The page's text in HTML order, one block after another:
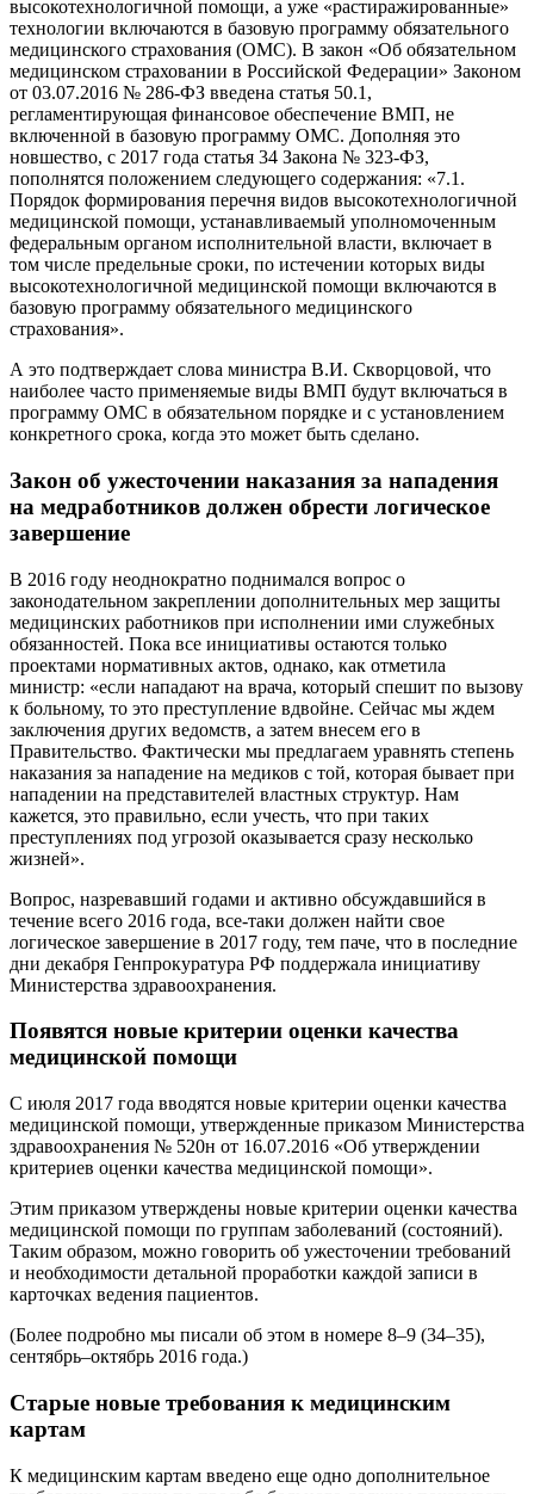
высокотехнологичной помощи, а уже «растиражированные»
технологии включаются в базовую программу обязательного
медицинского страхования (ОМС). В закон «Об обязательном
медицинском страховании в Российской Федерации» Законом
от 03.07.2016 № 286-ФЗ введена статья 50.1,
регламентирующая финансовое обеспечение ВМП, не
включенной в базовую программу ОМС. Дополняя это
новшество, с 2017 года статья 34 Закона № 323-ФЗ,
пополнятся положением следующего содержания: «7.1.
Порядок формирования перечня видов высокотехнологичной
медицинской помощи, устанавливаемый уполномоченным
федеральным органом исполнительной власти, включает в
том числе предельные сроки, по истечении которых виды
высокотехнологичной медицинской помощи включаются в
базовую программу обязательного медицинского
страхования».
А это подтверждает слова министра В.И. Скворцовой, что
наиболее часто применяемые виды ВМП будут включаться в
программу ОМС в обязательном порядке и с установлением
конкретного срока, когда это может быть сделано.
Закон об ужесточении наказания за нападения
на медработников должен обрести логическое
завершение
В 2016 году неоднократно поднимался вопрос о
законодательном закреплении дополнительных мер защиты
медицинских работников при исполнении ими служебных
обязанностей. Пока все инициативы остаются только
проектами нормативных актов, однако, как отметила
министр: «если нападают на врача, который спешит по вызову
к больному, то это преступление вдвойне. Сейчас мы ждем
заключения других ведомств, а затем внесем его в
Правительство. Фактически мы предлагаем уравнять степень
наказания за нападение на медиков с той, которая бывает при
нападении на представителей властных структур. Нам
кажется, это правильно, если учесть, что при таких
преступлениях под угрозой оказывается сразу несколько
жизней».
Вопрос, назревавший годами и активно обсуждавшийся в
течение всего 2016 года, все-таки должен найти свое
логическое завершение в 2017 году, тем паче, что в последние
дни декабря Генпрокуратура РФ поддержала инициативу
Министерства здравоохранения.
Появятся новые критерии оценки качества
медицинской помощи
С июля 2017 года вводятся новые критерии оценки качества
медицинской помощи, утвержденные приказом Министерства
здравоохранения № 520н от 16.07.2016 «Об утверждении
критериев оценки качества медицинской помощи».
Этим приказом утверждены новые критерии оценки качества
медицинской помощи по группам заболеваний (состояний).
Таким образом, можно говорить об ужесточении требований
и необходимости детальной проработки каждой записи в
карточках ведения пациентов.
(Более подробно мы писали об этом в номере 8–9 (34–35),
сентябрь–октябрь 2016 года.)
Старые новые требования к медицинским
картам
К медицинским картам введено еще одно дополнительное